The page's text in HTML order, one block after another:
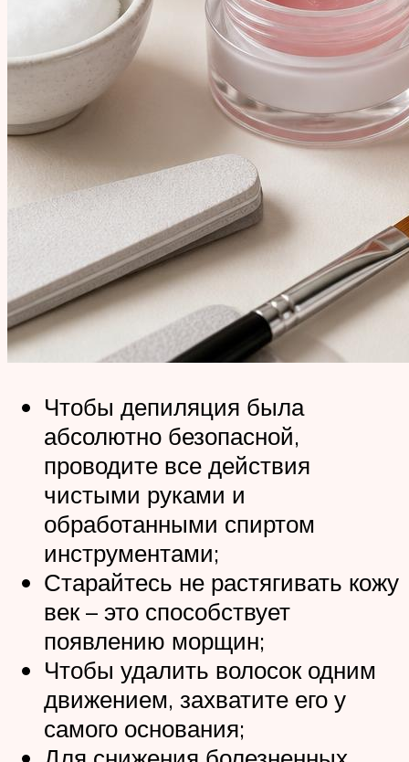
Чтобы депиляция была
абсолютно безопасной,
проводите все действия
чистыми руками и
обработанными спиртом
инструментами;
Старайтесь не растягивать кожу
век – это способствует
появлению морщин;
Чтобы удалить волосок одним
движением, захватите его у
самого основания;